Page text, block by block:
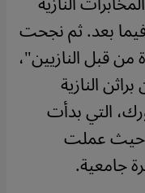
بعد. ثم نجحت
من قبل النازيين"،
النازية
التي بدأت
حيث عملت
جامعية.